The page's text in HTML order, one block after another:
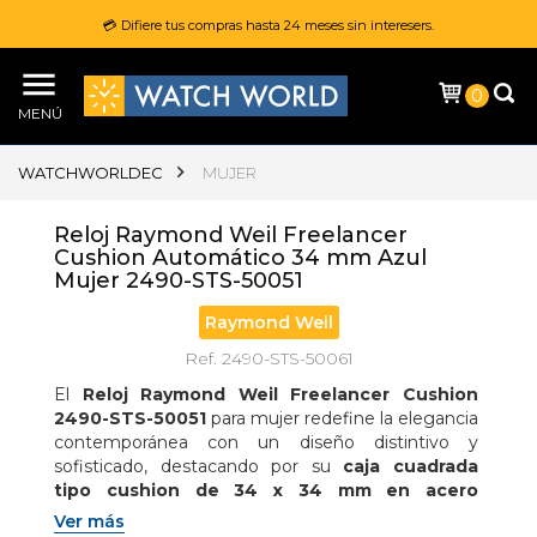
💳 Difiere tus compras hasta 24 meses sin interesers.
MENÚ
0
WATCHWORLDEC MUJER
Reloj Raymond Weil Freelancer
Cushion Automático 34 mm Azul
Mujer 2490-STS-50051
Raymond Weil
Ref. 2490-STS-50061
El Reloj Raymond Weil Freelancer Cushion
2490-STS-50051 para mujer redefine la elegancia
contemporánea con un diseño distintivo y
sofisticado, destacando por su caja cuadrada
tipo cushion de 34 x 34 mm en acero
inoxidable
Ver más